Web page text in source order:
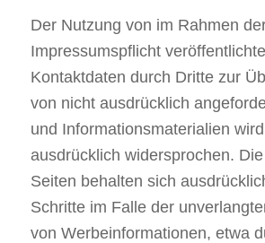
Der Nutzung von im Rahmen
Impressumspflicht
Kontaktdaten durch Dritte zur
von nicht ausdrücklich
und Informationsmaterialien
ausdrücklich widersprochen.
Seiten behalten sich
Schritte im Falle der
von Werbeinformationen, etwa